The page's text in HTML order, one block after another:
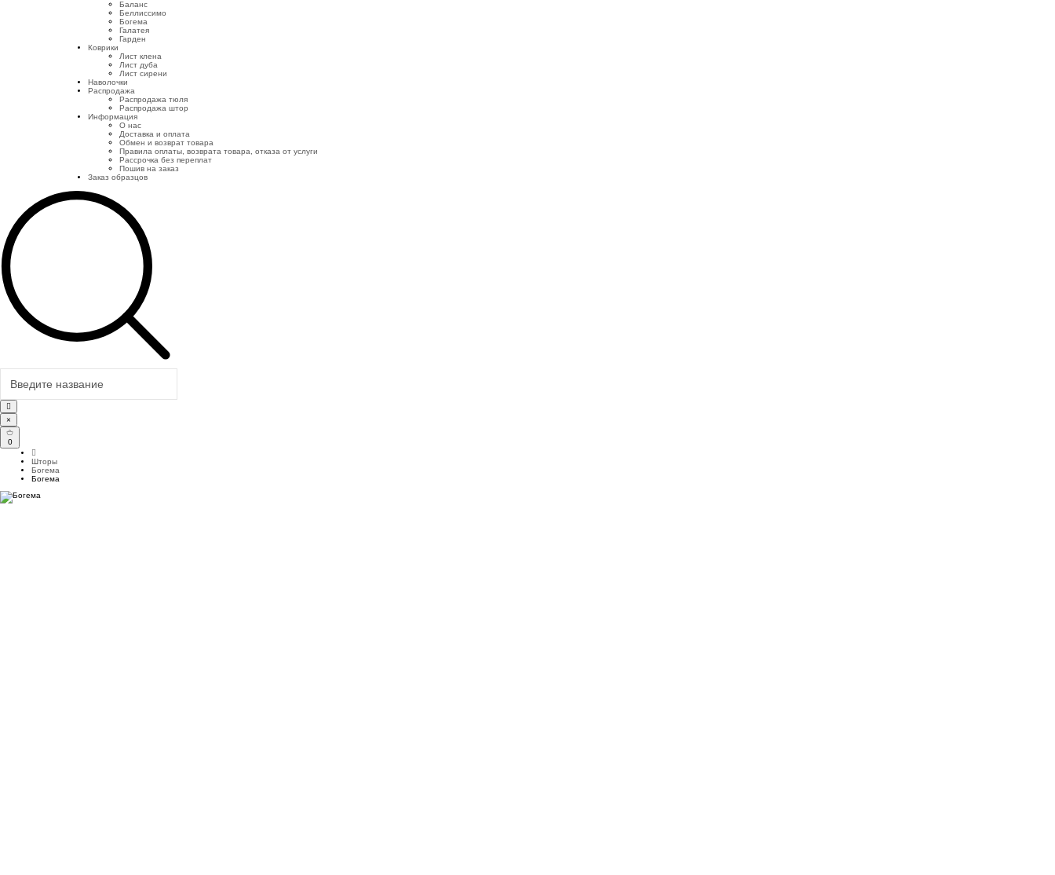
Баланс
Беллиссимо
Богема
Галатея
Гарден
Коврики
Лист клена
Лист дуба
Лист сирени
Наволочки
Распродажа
Распродажа тюля
Распродажа штор
Информация
О нас
Доставка и оплата
Обмен и возврат товара
Правила оплаты, возврата товара, отказа от услуги
Рассрочка без переплат
Пошив на заказ
Заказ образцов
×
0
Шторы
Богема
Богема